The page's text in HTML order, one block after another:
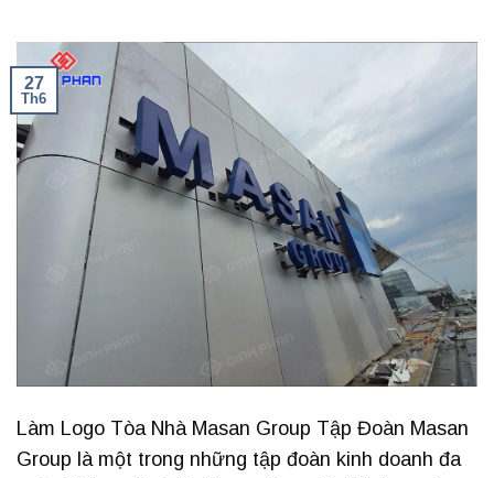
27
Th6
Làm Logo Tòa Nhà Masan Group Tập Đoàn Masan
Group là một trong những tập đoàn kinh doanh đa